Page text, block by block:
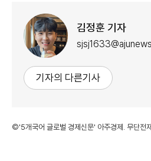
김정훈 기자
기자의 다른기사
©'5개국어 글로벌 경제신문' 아주경제. 무단전재